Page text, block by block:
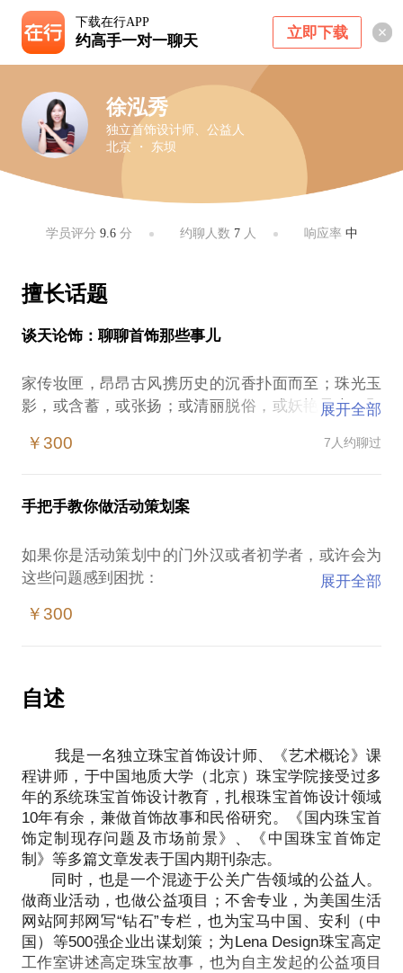
下载在行APP
约高手一对一聊天 立即下载
徐泓秀
独立首饰设计师、公益人
北京 ・ 东坝
学员评分 9.6分 约聊人数 7人 响应率 中
擅长话题
谈天论饰：聊聊首饰那些事儿
家传妆匣，昂昂古风携历史的沉香扑面而至；珠光玉
影，或含蓄，或张扬；或清丽脱俗，或妖艳风尘、顾
论旧物新生。
天论饰，聊设计也聊珠宝故事。与灵感在北京的街巷
胡同撞个满怀，偶遇蒙骗消费者的不良商家，常常忍
但也为坑蒙拐骗的消费者担忧。我借助课堂将知识分
享给学生，也想将它们分享给更多需要的朋友。
在一个暖洋洋的午后或是光枝桠直至天空的晴空之
展开全部
￥300 7人约聊过
手把手教你做活动策划案
如果你是活动策划中的门外汉或者初学者，或许会为
这些问题感到困扰：
摸不清客户/老板的脉络，方案屡遭驳回；
利等500强企业，熟悉客户心理及活动策划到落地执
行的过渡，不承诺我的经验你拿来可用，但是我愿意
我愿倾其所有与你分享以下内容：
教你短时间内熟悉活动流程，信心满满迎接挑战；
快速摸清客户/老板的喜好，方案提交百发百中；
方案策划与活动落地执行无缝链接。
PS.在选择与我见面前，请把你的问题尽量具体化。
毕竟一小时的谈话只能解决1-2个方面。如果可以，请
把你的问题提前发给我，方便我做更精确的准备，提
展开全部
￥300
自述
我是一名独立珠宝首饰设计师、《艺术概论》课
程讲师，于中国地质大学（北京）珠宝学院接受过多
年的系统珠宝首饰设计教育，扎根珠宝首饰设计领域
10年有余，兼做首饰故事和民俗研究。《国内珠宝首
饰定制现存问题及市场前景》、《中国珠宝首饰定
制》等多篇文章发表于国内期刊杂志。
同时，也是一个混迹于公关广告领域的公益人。
做商业活动，也做公益项目；不舍专业，为美国生活
网站阿邦网写“钻石”专栏，也为宝马中国、安利（中
国）等500强企业出谋划策；为Lena Design珠宝高定
工作室讲述高定珠宝故事，也为自主发起的公益项目